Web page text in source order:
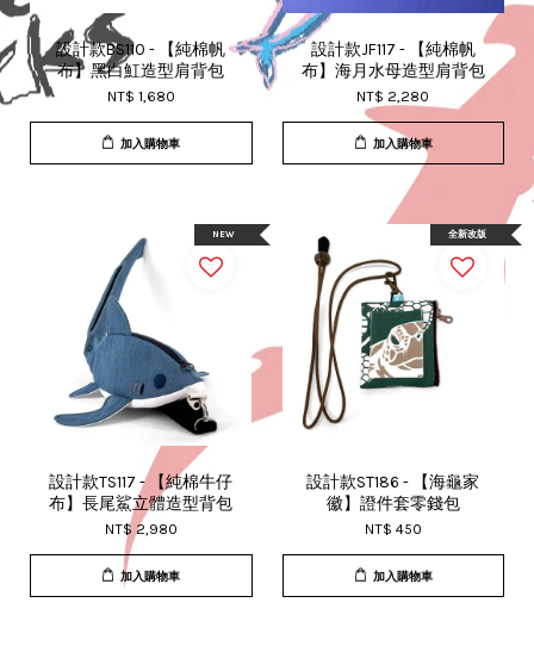
設計款BS110 - 【純棉帆
布】黑白魟造型肩背包
NT$ 1,680
加入購物車
設計款JF117 - 【純棉帆
布】海月水母造型肩背包
NT$ 2,280
加入購物車
NEW
設計款TS117 - 【純棉牛仔
布】長尾鯊立體造型背包
NT$ 2,980
加入購物車
全新改版
設計款ST186 - 【海龜家
徽】證件套零錢包
NT$ 450
加入購物車